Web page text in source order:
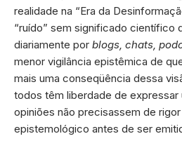
realidade na “Era da
“ruído” sem significado científico
diariamente por blogs, chats,
menor vigilância epistêmica de
mais uma conseqüência dessa
todos têm liberdade de expressar
opiniões não precisassem de
epistemológico antes de ser